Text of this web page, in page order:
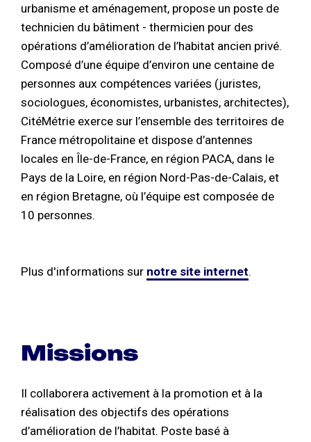
urbanisme et aménagement, propose un poste de
technicien du bâtiment - thermicien pour des
opérations d’amélioration de l’habitat ancien privé.
Composé d’une équipe d’environ une centaine de
personnes aux compétences variées (juristes,
sociologues, économistes, urbanistes, architectes),
CitéMétrie exerce sur l’ensemble des territoires de
France métropolitaine et dispose d’antennes
locales en Île-de-France, en région PACA, dans le
Pays de la Loire, en région Nord-Pas-de-Calais, et
en région Bretagne, où l’équipe est composée de
10 personnes.
Plus d'informations sur notre site internet.
Missions
Il collaborera activement à la promotion et à la
réalisation des objectifs des opérations
d’amélioration de l’habitat. Poste basé à